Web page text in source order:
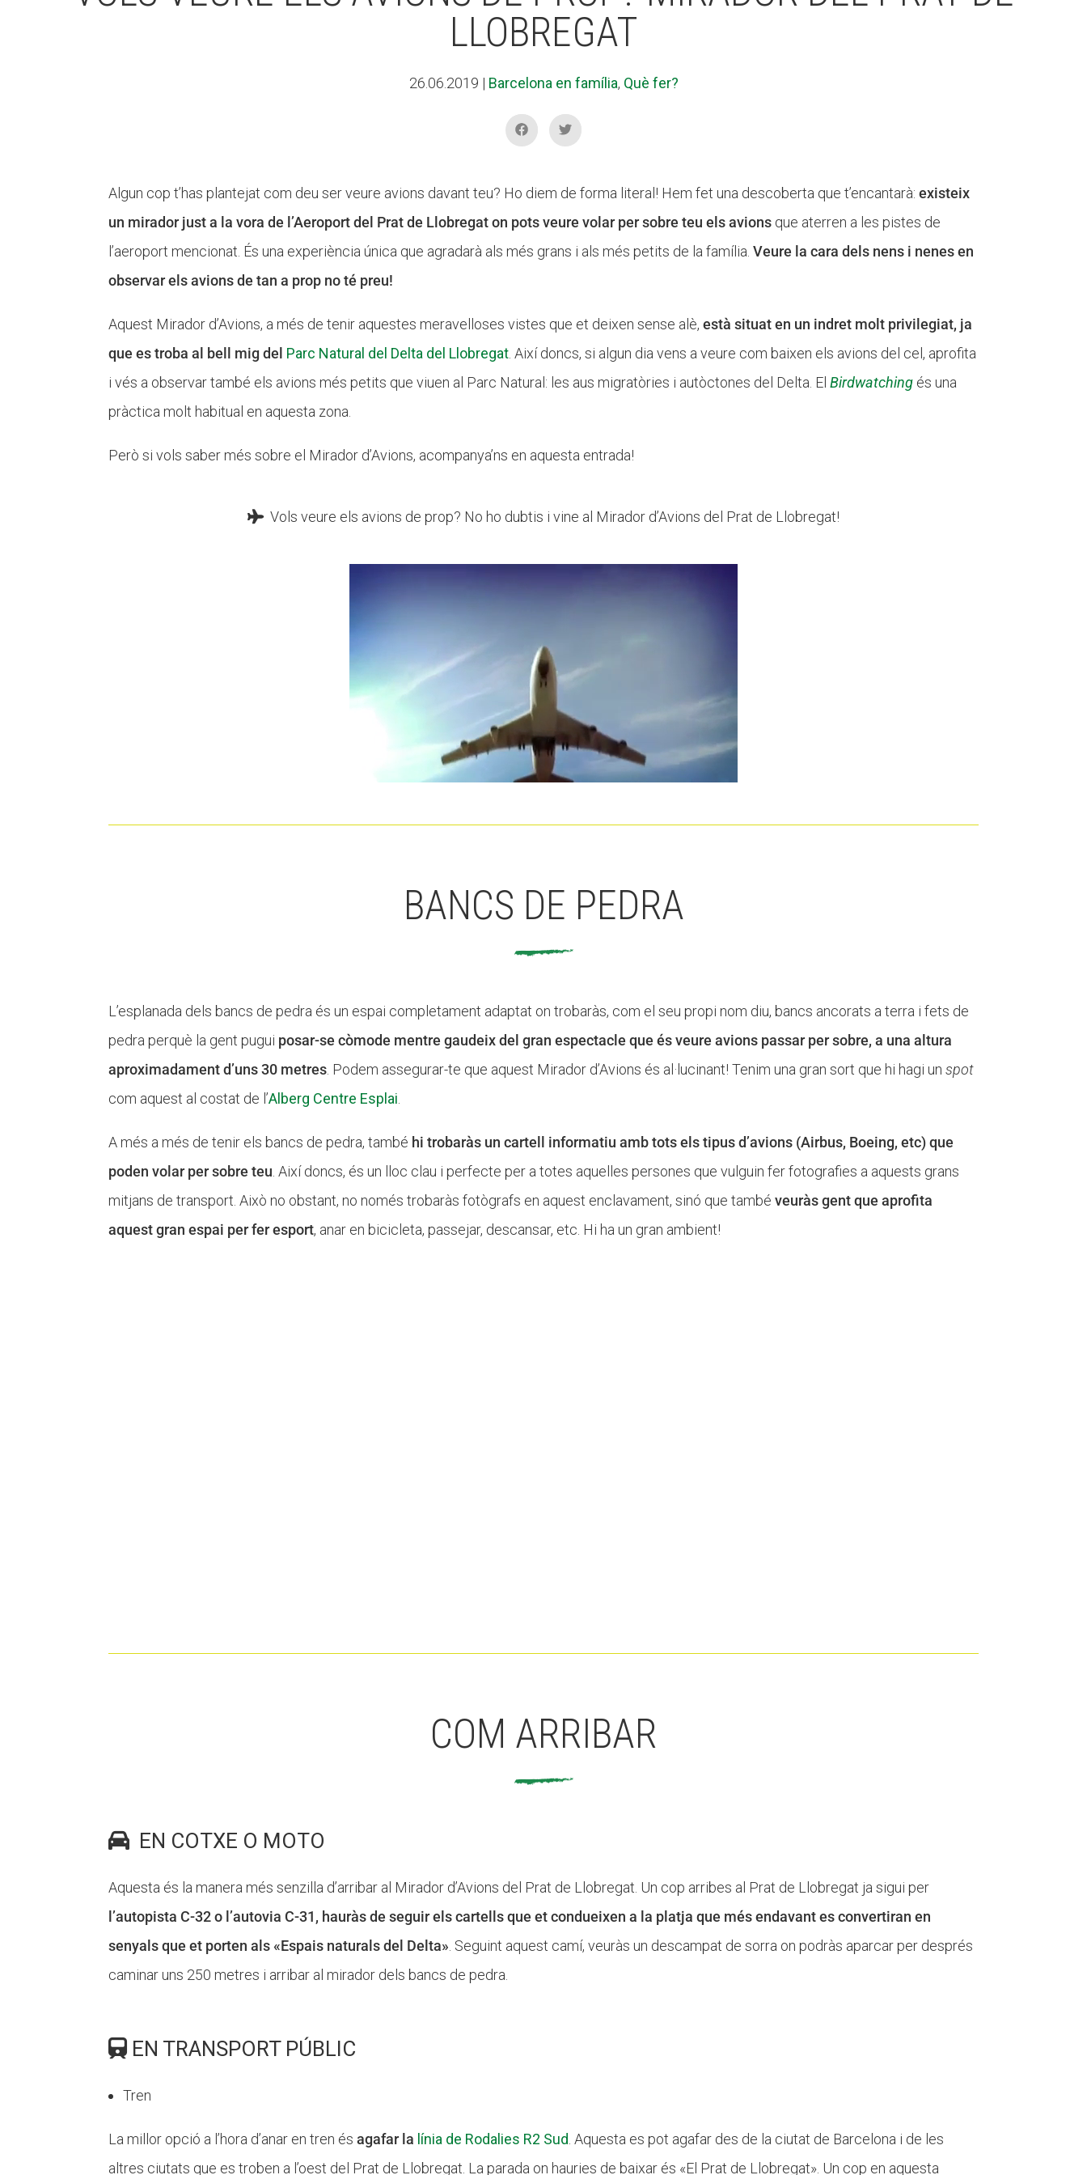
LLOBREGAT
26.06.2019 | Barcelona en família, Què fer?
Algun cop t’has plantejat com deu ser veure avions davant teu? Ho diem de forma literal! Hem fet una descoberta que t’encantarà:existeix
un mirador just a la vora de l’Aeroport del Prat de Llobregat on pots veure volar per sobre teu els avions que aterren a les pistes de
l’aeroport mencionat. És una experiència única que agradarà als més grans i als més petits de la família.Veure la cara dels nens i nenes en
observar els avions de tan a prop no té preu!
Aquest Mirador d’Avions, a més de tenir aquestes meravelloses vistes que et deixen sense alè,està situat en un indret molt privilegiat, ja
que es troba al bell mig del Parc Natural del Delta del Llobregat . Així doncs, si algun dia vens a veure com baixen els avions del cel, aprofita
i vés a observar també els avions més petits que viuen al Parc Natural: les aus migratòries i autòctones del Delta. ElBirdwatching és una
pràctica molt habitual en aquesta zona.
Però si vols saber més sobre el Mirador d’Avions, acompanya’ns en aquesta entrada!
Vols veure els avions de prop? No ho dubtis i vine al Mirador d’Avions del Prat de Llobregat!
BANCS DE PEDRA
L’esplanada dels bancs de pedra és un espai completament adaptat on trobaràs, com el seu propi nom diu, bancs ancorats a terra i fets de
pedra perquè la gent pugui posar-se còmode mentre gaudeix del gran espectacle que és veure avions passar per sobre, a una altura
aproximadament d’uns 30 metres . Podem assegurar-te que aquest Mirador d’Avions és al·lucinant! Tenim una gran sort que hi hagi unspot
com aquest al costat de l’Alberg Centre Esplai
A més a més de tenir els bancs de pedra, també hi trobaràs un cartell informatiu amb tots els tipus d’avions (Airbus, Boeing, etc) que
poden volar per sobre teu . Així doncs, és un lloc clau i perfecte per a totes aquelles persones que vulguin fer fotografies a aquests grans
mitjans de transport. Això no obstant, no només trobaràs fotògrafs en aquest enclavament, sinó que tambéveuràs gent que aprofita
aquest gran espai per fer esport, anar en bicicleta, passejar, descansar, etc. Hi ha un gran ambient!
COM ARRIBAR
EN COTXE O MOTO
Aquesta és la manera més senzilla d’arribar al Mirador d’Avions del Prat de Llobregat. Un cop arribes al Prat de Llobregat ja sigui per
l’autopista C-32 o l’autovia C-31, hauràs de seguir els cartells que et condueixen a la platja que més endavant es convertiran en
senyals que et porten als «Espais naturals del Delta». Seguint aquest camí, veuràs un descampat de sorra on podràs aparcar per després
caminar uns 250 metres i arribar al mirador dels bancs de pedra.
EN TRANSPORT PÚBLIC
Tren
La millor opció a l’hora d’anar en tren ésagafar la línia de Rodalies R2 Sud. Aquesta es pot agafar des de la ciutat de Barcelona i de les
altres ciutats que es troben a l’oest del Prat de Llobregat. La parada on hauries de baixar és «El Prat de Llobregat». Un cop en aquesta